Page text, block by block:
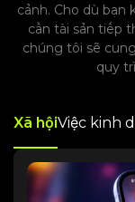
cảnh. Cho dù bạn
cần tài sản tiếp
chúng tôi sẽ
quy
Xã hộiViệc kinh